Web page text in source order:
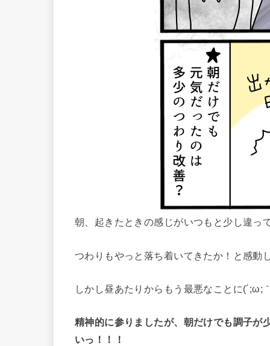
朝、起きたときの感じがいつもと少し違っ
つわりもやっと落ち着いてきたか！と感動
しかし昼あたりからもう最悪なことに(´;ω;
精神的に参りましたが、朝だけでも調子が
いっ！！！